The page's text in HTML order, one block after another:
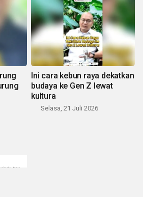
Ini cara kebun raya dekatkan
budaya ke Gen Z lewat
kultura
Selasa, 21 Juli 2026